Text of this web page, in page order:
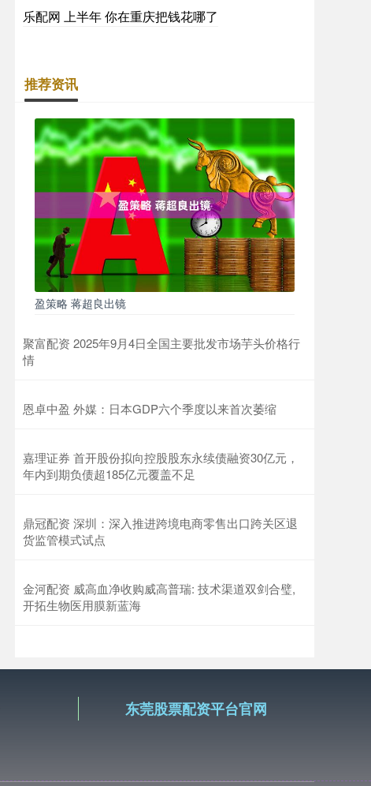
乐配网 上半年 你在重庆把钱花哪了
推荐资讯
盈策略 蒋超良出镜
聚富配资 2025年9月4日全国主要批发市场芋头价格行
情
恩卓中盈 外媒：日本GDP六个季度以来首次萎缩
嘉理证券 首开股份拟向控股股东永续债融资30亿元，
年内到期负债超185亿元覆盖不足
鼎冠配资 深圳：深入推进跨境电商零售出口跨关区退
货监管模式试点
金河配资 威高血净收购威高普瑞: 技术渠道双剑合璧,
开拓生物医用膜新蓝海
东莞股票配资平台官网